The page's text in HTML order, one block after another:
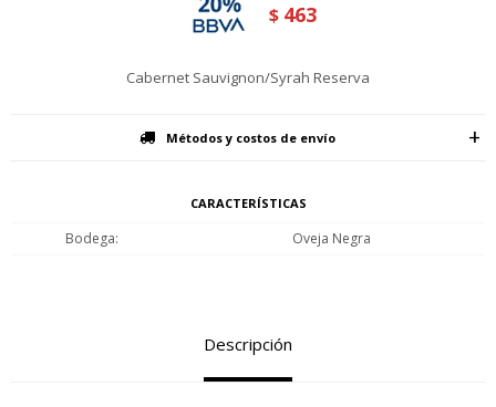
$ 463
Cabernet Sauvignon/Syrah Reserva
Métodos y costos de envío
CARACTERÍSTICAS
Bodega Oveja Negra
Descripción